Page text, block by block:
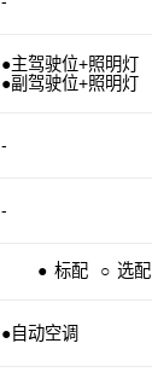
● 标配 ○ 选配
●主驾驶位+照明灯
●副驾驶位+照明灯
-
-
●自动空调